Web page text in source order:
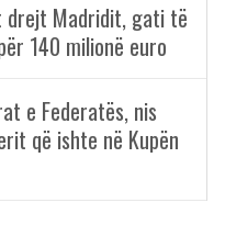
drejt Madridit, gati të
140 milionë euro
e Federatës, nis
që ishte në Kupën